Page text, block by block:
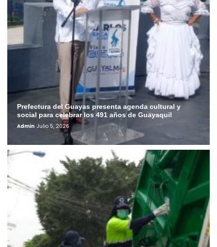
Prefectura del Guayas presenta agenda cultural y
social para celebrar los 491 años de Guayaquil
Admin Julio 5, 2026